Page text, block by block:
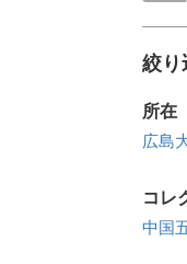
絞
所在
広島
コレ
中国